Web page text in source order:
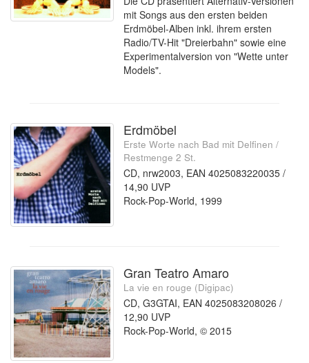
mit Songs aus den ersten beiden
Erdmöbel-Alben inkl. ihrem ersten
Radio/TV-Hit "Dreierbahn" sowie eine
Experimentalversion von "Wette unter
Models".
Erdmöbel
Erste Worte nach Bad mit Delfinen /
Restmenge 2 St.
CD, nrw2003, EAN 4025083220035 /
14,90 UVP
Rock-Pop-World, 1999
Gran Teatro Amaro
La vie en rouge (Digipac)
CD, G3GTAI, EAN 4025083208026 /
12,90 UVP
Rock-Pop-World, © 2015